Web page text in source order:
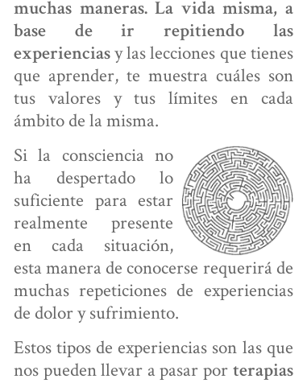
PERSONAL
NOSOTROS
muchas maneras. La vida misma, a
base de ir repitiendo las
experiencias y las lecciones que tienes
que aprender, te muestra cuáles son
tus valores y tus límites en cada
ámbito de la misma.
Si la consciencia no
ha despertado lo
suficiente para estar
realmente presente
en cada situación,
esta manera de conocerse requerirá de
muchas repeticiones de experiencias
de dolor y sufrimiento.
Estos tipos de experiencias son las que
nos pueden llevar a pasar por terapias